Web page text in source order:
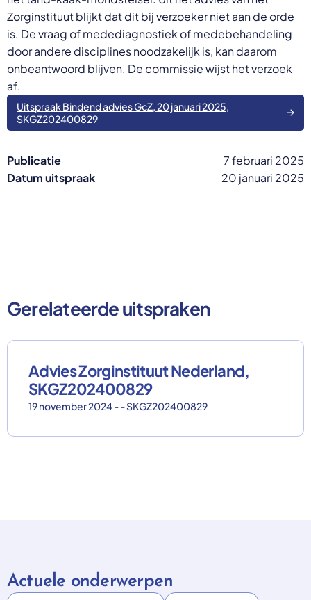
Zorginstituut blijkt dat dit bij verzoeker niet aan de orde
is. De vraag of medediagnostiek of medebehandeling
door andere disciplines noodzakelijk is, kan daarom
onbeantwoord blijven. De commissie wijst het verzoek
af.
Uitspraak Bindend advies GcZ, 20 januari 2025,
SKGZ202400829
Publicatie
7 februari 2025
Datum uitspraak
20 januari 2025
Gerelateerde uitspraken
Advies Zorginstituut Nederland,
SKGZ202400829
19 november 2024 - - SKGZ202400829
Actuele onderwerpen